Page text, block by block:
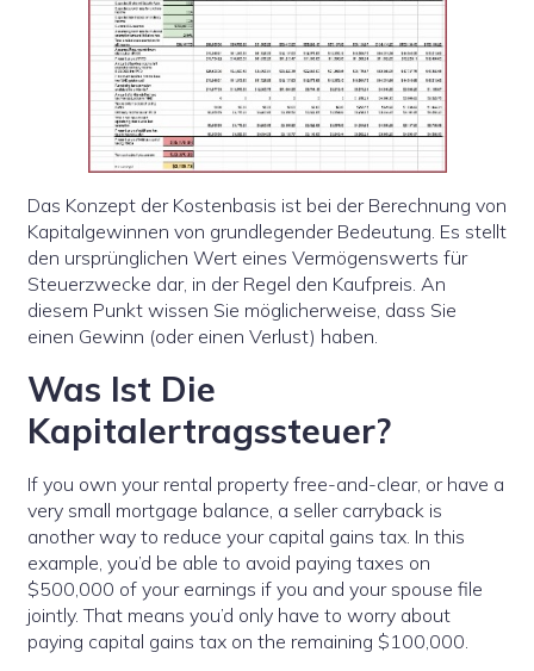
Das Konzept der Kostenbasis ist bei der Berechnung von
Kapitalgewinnen von grundlegender Bedeutung. Es stellt
den ursprünglichen Wert eines Vermögenswerts für
Steuerzwecke dar, in der Regel den Kaufpreis. An
diesem Punkt wissen Sie möglicherweise, dass Sie
einen Gewinn (oder einen Verlust) haben.
Was Ist Die
Kapitalertragssteuer?
If you own your rental property free-and-clear, or have a
very small mortgage balance, a seller carryback is
another way to reduce your capital gains tax. In this
example, you’d be able to avoid paying taxes on
$500,000 of your earnings if you and your spouse file
jointly. That means you’d only have to worry about
paying capital gains tax on the remaining $100,000.